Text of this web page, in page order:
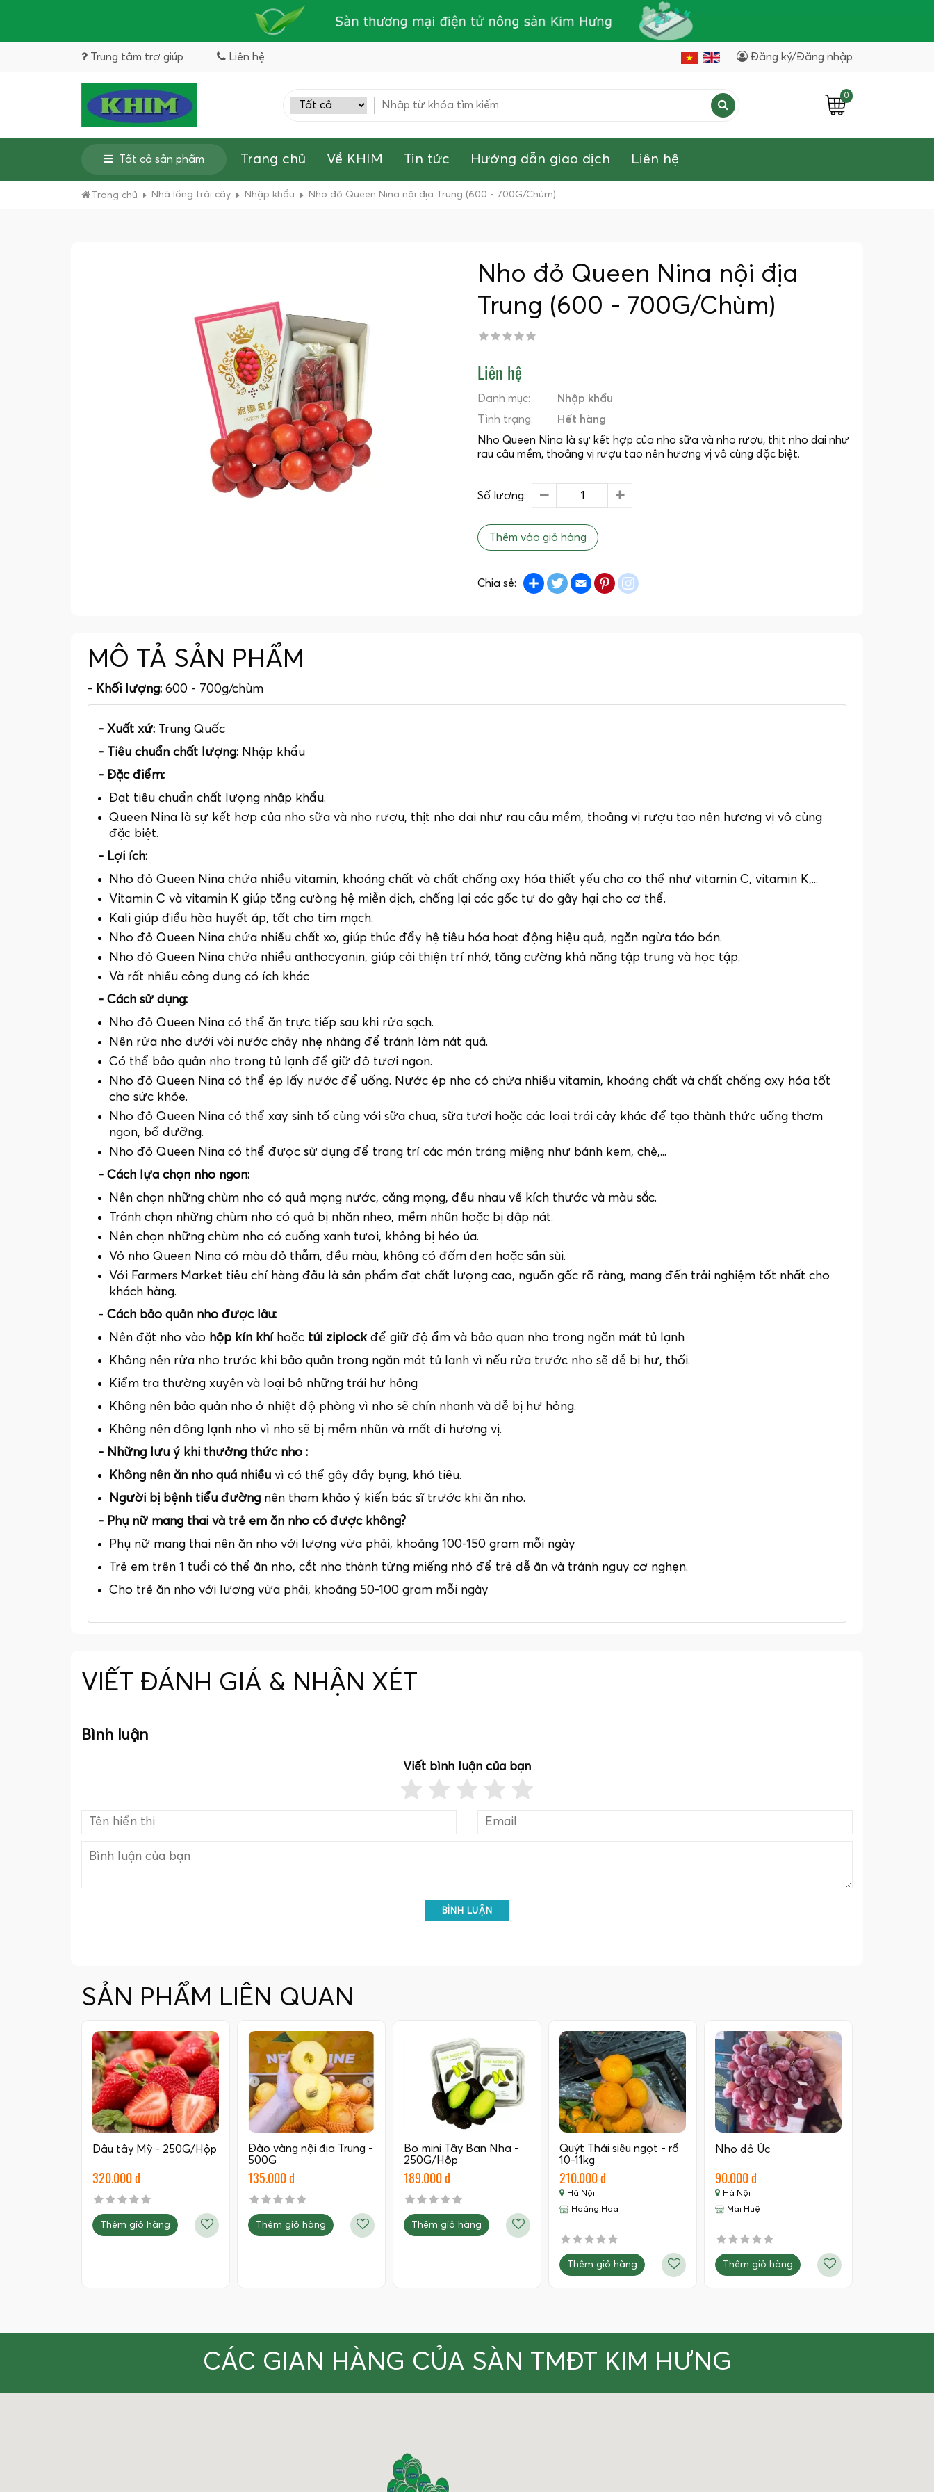
Trung tâm trợ giúp Liên hệ Đăng ký/Đăng nhập
0
Tất cả sản phẩm Trang chủ Về KHIM Tin tức Hướng dẫn giao dịch Liên hệ
Trang chủ Nhà lồng trái cây Nhập khẩu Nho đỏ Queen Nina nội địa Trung (600 - 700G/Chùm)
Nho đỏ Queen Nina nội địa
Trung (600 - 700G/Chùm)
Liên hệ
Danh mục:
Nhập khẩu
Tình trạng:
Hết hàng
Nho Queen Nina là sự kết hợp của nho sữa và nho rượu, thịt nho dai như
rau câu mềm, thoảng vị rượu tạo nên hương vị vô cùng đặc biệt.
Số lượng:
Thêm vào giỏ hàng
Chia sẻ: ShareTwitterEmailPinterest
MÔ TẢ SẢN PHẨM
- Khối lượng: 600 - 700g/chùm
- Xuất xứ: Trung Quốc
- Tiêu chuẩn chất lượng: Nhập khẩu
- Đặc điểm:
Đạt tiêu chuẩn chất lượng nhập khẩu.
Queen Nina là sự kết hợp của nho sữa và nho rượu, thịt nho dai như rau câu mềm, thoảng vị rượu tạo nên hương vị vô cùng
đặc biệt.
- Lợi ích:
Nho đỏ Queen Nina chứa nhiều vitamin, khoáng chất và chất chống oxy hóa thiết yếu cho cơ thể như vitamin C, vitamin K,...
Vitamin C và vitamin K giúp tăng cường hệ miễn dịch, chống lại các gốc tự do gây hại cho cơ thể.
Kali giúp điều hòa huyết áp, tốt cho tim mạch.
Nho đỏ Queen Nina chứa nhiều chất xơ, giúp thúc đẩy hệ tiêu hóa hoạt động hiệu quả, ngăn ngừa táo bón.
Nho đỏ Queen Nina chứa nhiều anthocyanin, giúp cải thiện trí nhớ, tăng cường khả năng tập trung và học tập.
Và rất nhiều công dụng có ích khác
- Cách sử dụng:
Nho đỏ Queen Nina có thể ăn trực tiếp sau khi rửa sạch.
Nên rửa nho dưới vòi nước chảy nhẹ nhàng để tránh làm nát quả.
Có thể bảo quản nho trong tủ lạnh để giữ độ tươi ngon.
Nho đỏ Queen Nina có thể ép lấy nước để uống. Nước ép nho có chứa nhiều vitamin, khoáng chất và chất chống oxy hóa tốt
cho sức khỏe.
Nho đỏ Queen Nina có thể xay sinh tố cùng với sữa chua, sữa tươi hoặc các loại trái cây khác để tạo thành thức uống thơm
ngon, bổ dưỡng.
Nho đỏ Queen Nina có thể được sử dụng để trang trí các món tráng miệng như bánh kem, chè,...
- Cách lựa chọn nho ngon:
Nên chọn những chùm nho có quả mọng nước, căng mọng, đều nhau về kích thước và màu sắc.
Tránh chọn những chùm nho có quả bị nhăn nheo, mềm nhũn hoặc bị dập nát.
Nên chọn những chùm nho có cuống xanh tươi, không bị héo úa.
Vỏ nho Queen Nina có màu đỏ thẫm, đều màu, không có đốm đen hoặc sần sùi.
Với Farmers Market tiêu chí hàng đầu là sản phẩm đạt chất lượng cao, nguồn gốc rõ ràng, mang đến trải nghiệm tốt nhất cho
khách hàng.
- Cách bảo quản nho được lâu:
Nên đặt nho vào hộp kín khí hoặc túi ziplock để giữ độ ẩm và bảo quan nho trong ngăn mát tủ lạnh
Không nên rửa nho trước khi bảo quản trong ngăn mát tủ lạnh vì nếu rửa trước nho sẽ dễ bị hư, thối.
Kiểm tra thường xuyên và loại bỏ những trái hư hỏng
Không nên bảo quản nho ở nhiệt độ phòng vì nho sẽ chín nhanh và dễ bị hư hỏng.
Không nên đông lạnh nho vì nho sẽ bị mềm nhũn và mất đi hương vị.
- Những lưu ý khi thưởng thức nho :
Không nên ăn nho quá nhiều vì có thể gây đầy bụng, khó tiêu.
Người bị bệnh tiểu đường nên tham khảo ý kiến bác sĩ trước khi ăn nho.
- Phụ nữ mang thai và trẻ em ăn nho có được không?
Phụ nữ mang thai nên ăn nho với lượng vừa phải, khoảng 100-150 gram mỗi ngày
Trẻ em trên 1 tuổi có thể ăn nho, cắt nho thành từng miếng nhỏ để trẻ dễ ăn và tránh nguy cơ nghẹn.
Cho trẻ ăn nho với lượng vừa phải, khoảng 50-100 gram mỗi ngày
VIẾT ĐÁNH GIÁ & NHẬN XÉT
Bình luận
Viết bình luận của bạn
BÌNH LUẬN
SẢN PHẨM LIÊN QUAN
Dâu tây Mỹ - 250G/Hộp
320.000 đ
Thêm giỏ hàng
Đào vàng nội địa Trung -
500G
135.000 đ
Thêm giỏ hàng
Bơ mini Tây Ban Nha -
250G/Hộp
189.000 đ
Thêm giỏ hàng
Quýt Thái siêu ngọt - rổ
10-11kg
210.000 đ
Hà Nội
Hoàng Hoa
Thêm giỏ hàng
Nho đỏ Úc
90.000 đ
Hà Nội
Mai Huệ
Thêm giỏ hàng
CÁC GIAN HÀNG CỦA SÀN TMĐT KIM HƯNG